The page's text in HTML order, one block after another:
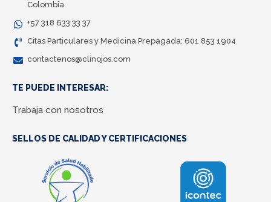
Colombia
+57 318 633 33 37
Citas Particulares y Medicina Prepagada: 601 853 1904
contactenos@clinojos.com
TE PUEDE INTERESAR:
Trabaja con nosotros
SELLOS DE CALIDAD Y CERTIFICACIONES